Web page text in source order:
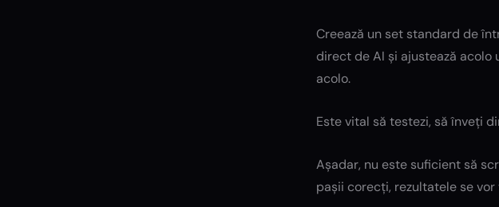
Creează un set standard de
direct de AI și ajustează
acolo.
Este vital să testezi, să înveți
Așadar, nu este suficient să
pașii corecți, rezultatele se